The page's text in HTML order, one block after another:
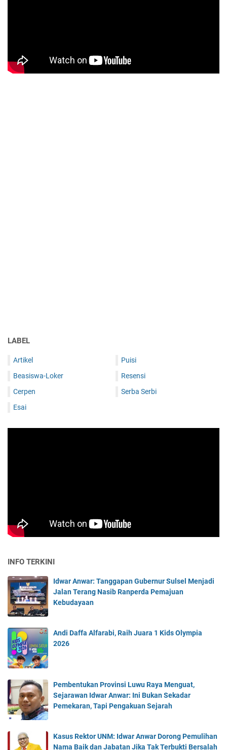
LABEL
Artikel
Beasiswa-Loker
Cerpen
Esai
Puisi
Resensi
Serba Serbi
INFO TERKINI
Idwar Anwar: Tanggapan Gubernur Sulsel Menjadi
Jalan Terang Nasib Ranperda Pemajuan
Kebudayaan
Andi Daffa Alfarabi, Raih Juara 1 Kids Olympia
2026
Pembentukan Provinsi Luwu Raya Menguat,
Sejarawan Idwar Anwar: Ini Bukan Sekadar
Pemekaran, Tapi Pengakuan Sejarah
Kasus Rektor UNM: Idwar Anwar Dorong Pemulihan
Nama Baik dan Jabatan Jika Tak Terbukti Bersalah